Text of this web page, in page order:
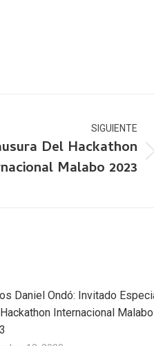
SIGUIENTE
Del Hackathon
Malabo 2023
Daniel Ondó: Invitado
Internacional Malabo